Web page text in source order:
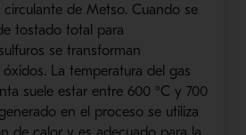
de Metso. Cuando se
tostado total para
se transforman
La temperatura del gas
suele estar entre 600 °C y 700
en el proceso se utiliza